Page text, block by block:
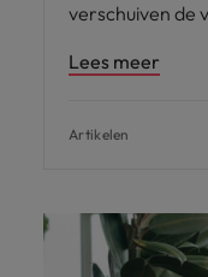
verschuiven de
Lees meer
Artikelen